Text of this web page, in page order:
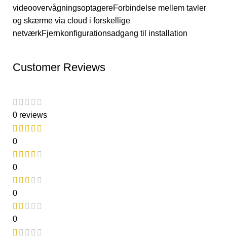
videoovervågningsoptagereForbindelse mellem tavler
og skærme via cloud i forskellige
netværkFjernkonfigurationsadgang til installation
Customer Reviews
0 reviews
0
0
0
0